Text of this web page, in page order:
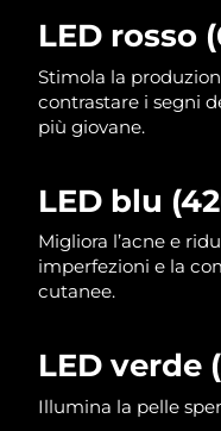
LED rosso
Stimola la
contrastare i segni
più giovane.
LED blu
Migliora l’acne e
imperfezioni e la
cutanee.
LED verde
Illumina la pelle
Oman
Filippine
Polonia
Portogallo
Portorico
Qatar
Riunione
Romania